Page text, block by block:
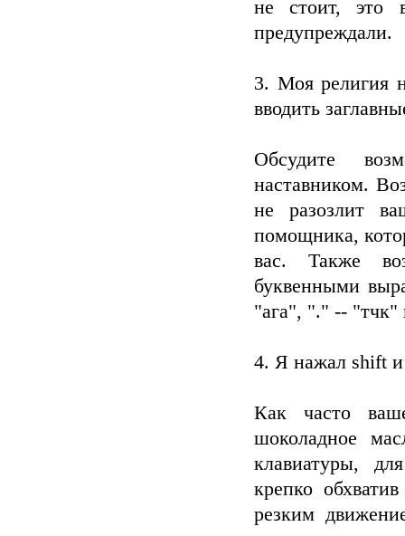
не стоит, это
предупреждали.
3. Моя религия
вводить
Обсудите
наставником.
не разозлит
помощника,
вас. Также
буквенными
"ага", "." -- "тчк"
4. Я нажал shift
Как часто
шоколадное
клавиатуры,
крепко
резким